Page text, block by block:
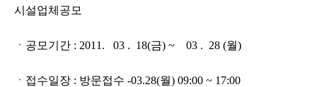
시설업체공모
ㆍ공모기간 : 2011. 03 . 18(금) ~ 03 . 28 (월)
ㆍ접수일장 : 방문접수 -03.28(월) 09:00 ~ 17:00